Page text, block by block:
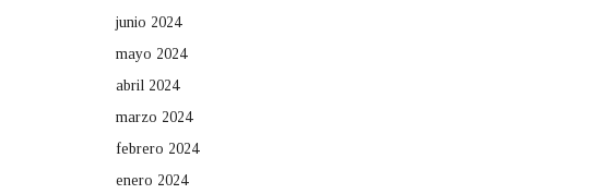
junio 2024
mayo 2024
abril 2024
marzo 2024
febrero 2024
enero 2024